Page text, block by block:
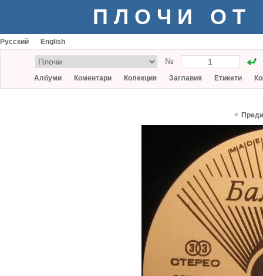
ПЛОЧИ ОТ
Русский English
№
Албуми Коментари Колекция Заглавия Етикети
«